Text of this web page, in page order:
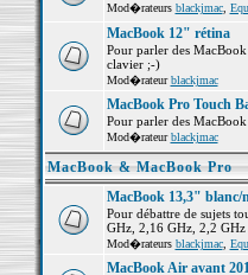
Mod�rateurs blackjmac,
MacBook 12" rétina
Pour parler des
clavier ;-)
Mod�rateurblackjmac
MacBook Pro Touch
Pour parler des
Mod�rateurblackjmac
MacBook & MacBook Pro
MacBook 13,3" blanc/
Pour débattre de sujets
GHz, 2,16 GHz, 2,2 GHz
Mod�rateurs blackjmac,
MacBook Air avant